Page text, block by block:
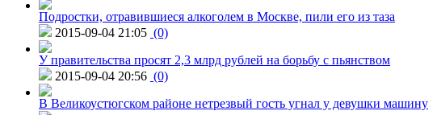
Подростки, отравившиеся алкоголем в Москве, пили его из таза
2015-09-04 21:05 (0)
У правительства просят 2,3 млрд рублей на борьбу с пьянством
2015-09-04 20:56 (0)
В Великоустюгском районе нетрезвый гость угнал у девушки машину